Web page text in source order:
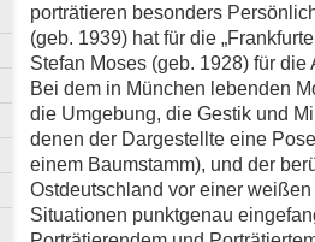
porträtieren besonders
(geb. 1939) hat für die
Stefan Moses (geb. 1928) für die
Bei dem in München lebenden
die Umgebung, die Gestik und
denen der Dargestellte eine
einem Baumstamm), und der
Ostdeutschland vor einer
Situationen punktgenau